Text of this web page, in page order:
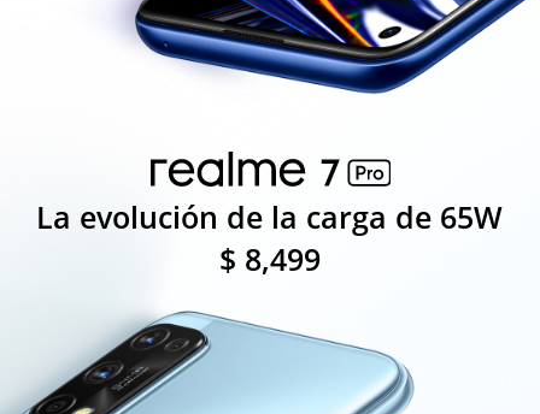
La evolución de la carga de 65W
$ 8,499